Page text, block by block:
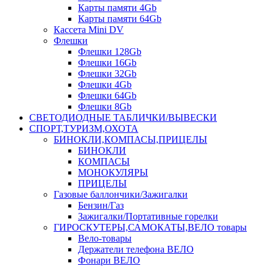
Карты памяти 4Gb
Карты памяти 64Gb
Кассета Mini DV
Флешки
Флешки 128Gb
Флешки 16Gb
Флешки 32Gb
Флешки 4Gb
Флешки 64Gb
Флешки 8Gb
СВЕТОДИОДНЫЕ ТАБЛИЧКИ/ВЫВЕСКИ
СПОРТ,ТУРИЗМ,ОХОТА
БИНОКЛИ,КОМПАСЫ,ПРИЦЕЛЫ
БИНОКЛИ
КОМПАСЫ
МОНОКУЛЯРЫ
ПРИЦЕЛЫ
Газовые баллончики/Зажигалки
Бензин/Газ
Зажигалки/Портативные горелки
ГИРОСКУТЕРЫ,САМОКАТЫ,ВЕЛО товары
Вело-товары
Держатели телефона ВЕЛО
Фонари ВЕЛО